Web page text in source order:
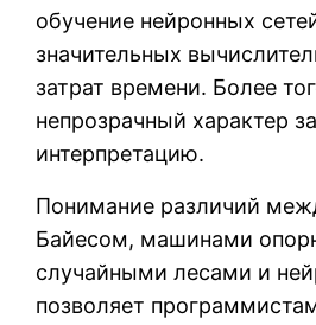
обучение нейронных
значительных
затрат времени. Более
непрозрачный характер
интерпретацию.
Понимание различий
Байесом, машинами
случайными лесами и
позволяет